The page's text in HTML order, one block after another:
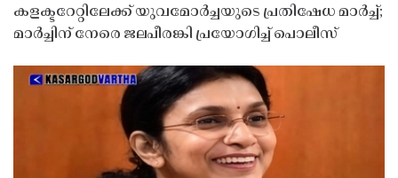
കളക്ടറേറ്റിലേക്ക് യുവമോർച്ചയുടെ പ്രതിഷേധ മാർച്ച്;
മാർച്ചിന് നേരെ ജലപീരങ്കി പ്രയോഗിച്ച് പൊലീസ്